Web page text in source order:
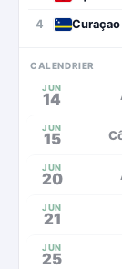
4 Curaçao
CALENDRIER
JUN
14
JUN
15
JUN
20
JUN
21
JUN
25